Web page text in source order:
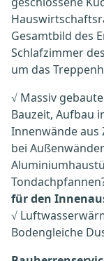
Gesamtbild des
Schlafzimmer
um das
√ Massiv
Bauzeit, Aufbau
Innenwände aus
bei
für den
√
Bodengleiche